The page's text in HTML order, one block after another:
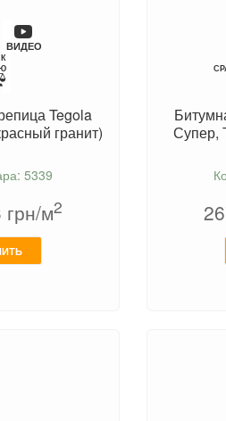
ВИДЕО
К
Tegola
гранит)
5339
грн/м2
Супер,